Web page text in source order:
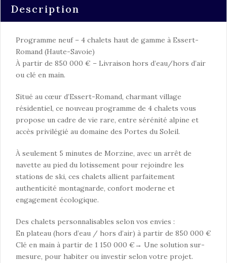
Description
Programme neuf – 4 chalets haut de gamme à Essert-
Romand (Haute-Savoie)
À partir de 850 000 € – Livraison hors d’eau/hors d’air
ou clé en main.
Situé au cœur d’Essert-Romand, charmant village
résidentiel, ce nouveau programme de 4 chalets vous
propose un cadre de vie rare, entre sérénité alpine et
accès privilégié au domaine des Portes du Soleil.
À seulement 5 minutes de Morzine, avec un arrêt de
navette au pied du lotissement pour rejoindre les
stations de ski, ces chalets allient parfaitement
authenticité montagnarde, confort moderne et
engagement écologique.
Des chalets personnalisables selon vos envies :
En plateau (hors d’eau / hors d’air) à partir de 850 000 €
Clé en main à partir de 1 150 000 €→ Une solution sur-
mesure, pour habiter ou investir selon votre projet.